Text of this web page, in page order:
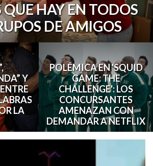
QUE HAY EN TODOS
DE AMIGOS
Y
LA
POLÉMICA EN 'SQUID
GAME: THE
CHALLENGE': LOS
CONCURSANTES
AMENAZAN CON
DEMANDAR A NETFLIX